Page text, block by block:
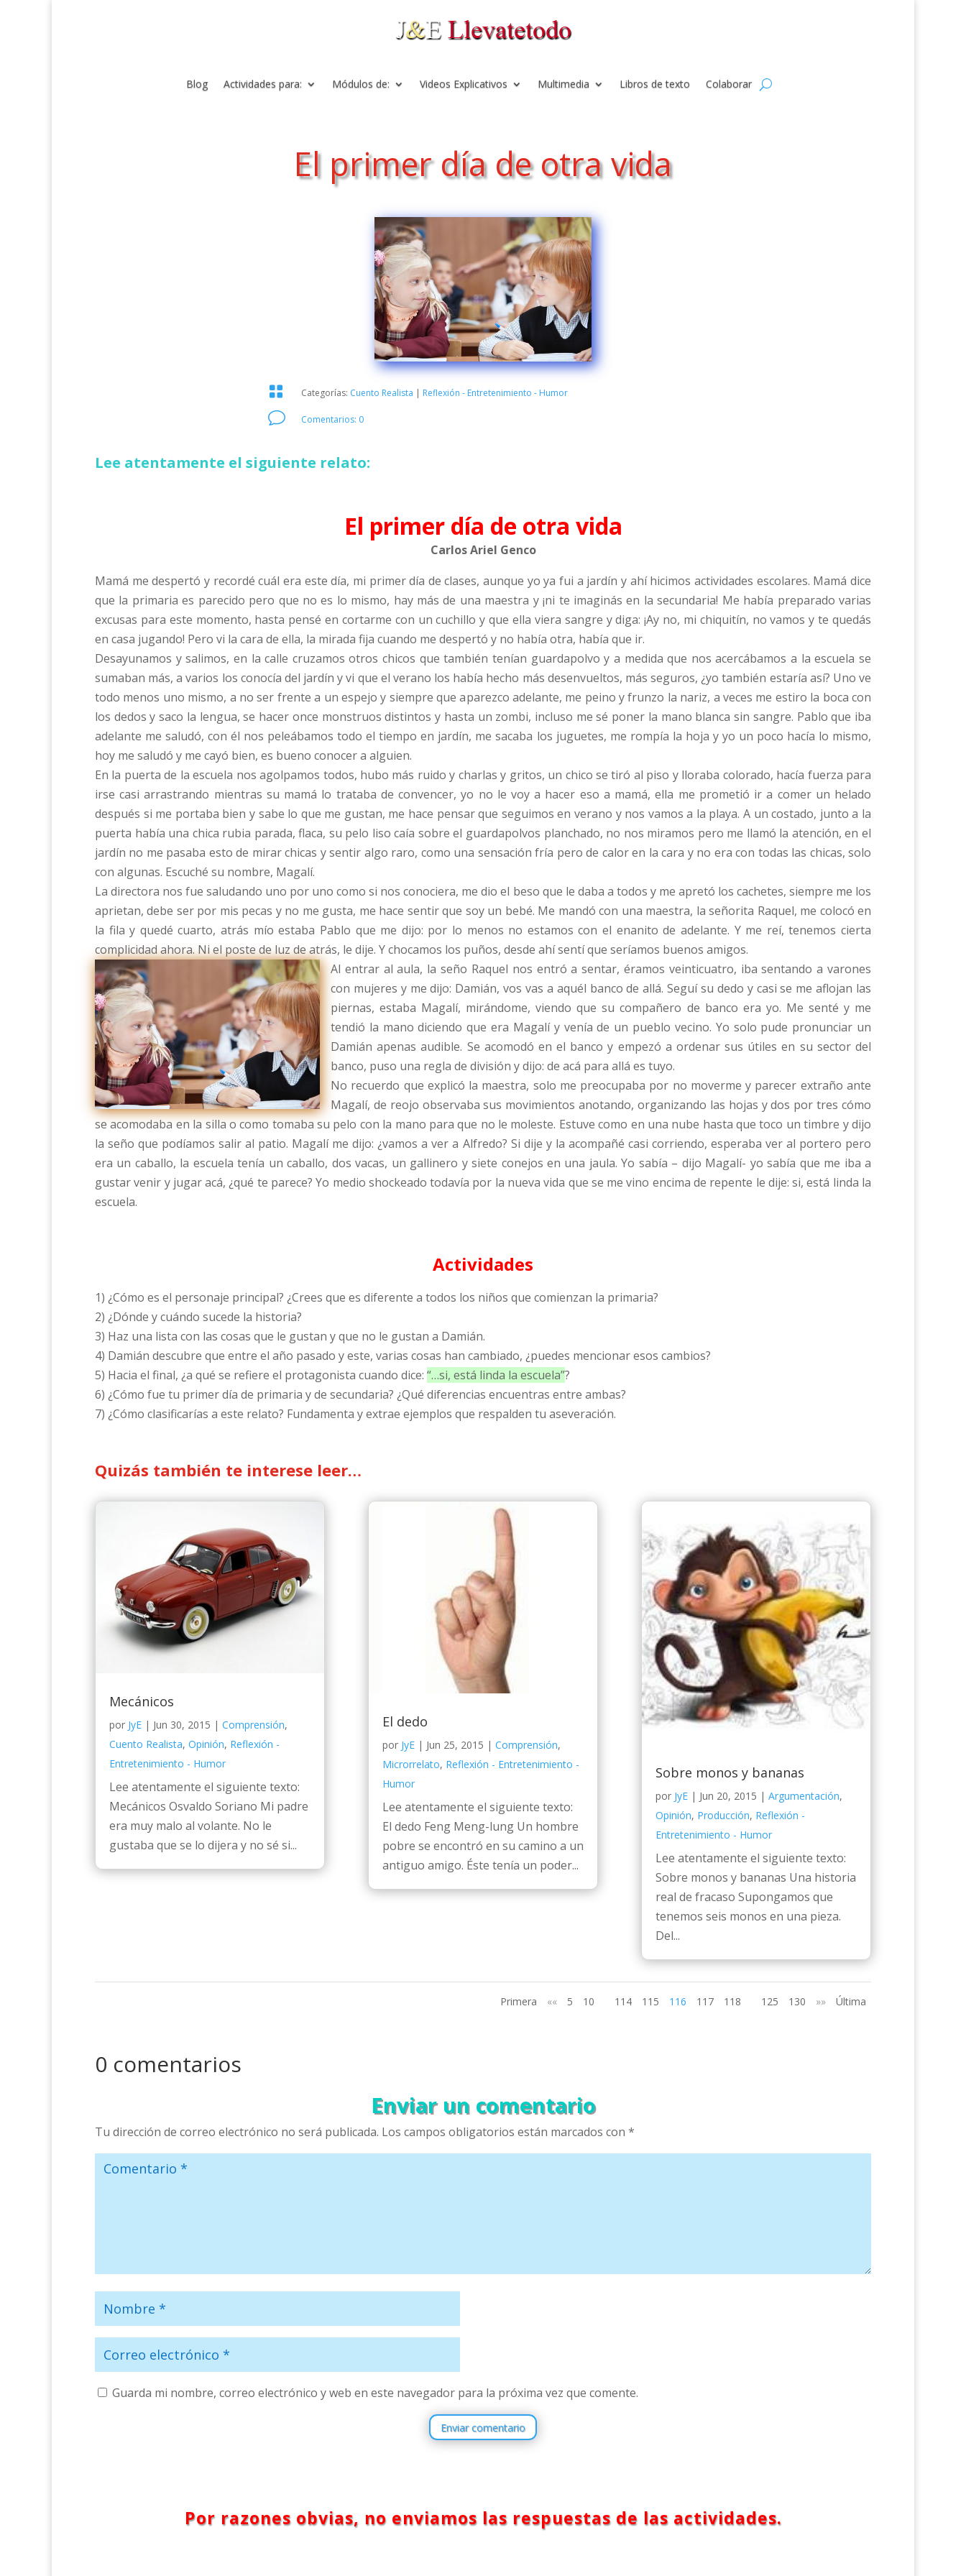
Blog Actividades para: Módulos de: Videos Explicativos Multimedia Libros de texto Colaborar
El primer día de otra vida
 Categorías: Cuento Realista | Reflexión - Entretenimiento - Humor
v Comentarios: 0
Lee atentamente el siguiente relato:
El primer día de otra vida
Carlos Ariel Genco
Mamá me despertó y recordé cuál era este día, mi primer día de clases, aunque yo ya fui a jardín y ahí hicimos actividades escolares. Mamá dice
que la primaria es parecido pero que no es lo mismo, hay más de una maestra y ¡ni te imaginás en la secundaria! Me había preparado varias
excusas para este momento, hasta pensé en cortarme con un cuchillo y que ella viera sangre y diga: ¡Ay no, mi chiquitín, no vamos y te quedás
en casa jugando! Pero vi la cara de ella, la mirada fija cuando me despertó y no había otra, había que ir.
Desayunamos y salimos, en la calle cruzamos otros chicos que también tenían guardapolvo y a medida que nos acercábamos a la escuela se
sumaban más, a varios los conocía del jardín y vi que el verano los había hecho más desenvueltos, más seguros, ¿yo también estaría así? Uno ve
todo menos uno mismo, a no ser frente a un espejo y siempre que aparezco adelante, me peino y frunzo la nariz, a veces me estiro la boca con
los dedos y saco la lengua, se hacer once monstruos distintos y hasta un zombi, incluso me sé poner la mano blanca sin sangre. Pablo que iba
adelante me saludó, con él nos peleábamos todo el tiempo en jardín, me sacaba los juguetes, me rompía la hoja y yo un poco hacía lo mismo,
hoy me saludó y me cayó bien, es bueno conocer a alguien.
En la puerta de la escuela nos agolpamos todos, hubo más ruido y charlas y gritos, un chico se tiró al piso y lloraba colorado, hacía fuerza para
irse casi arrastrando mientras su mamá lo trataba de convencer, yo no le voy a hacer eso a mamá, ella me prometió ir a comer un helado
después si me portaba bien y sabe lo que me gustan, me hace pensar que seguimos en verano y nos vamos a la playa. A un costado, junto a la
puerta había una chica rubia parada, flaca, su pelo liso caía sobre el guardapolvos planchado, no nos miramos pero me llamó la atención, en el
jardín no me pasaba esto de mirar chicas y sentir algo raro, como una sensación fría pero de calor en la cara y no era con todas las chicas, solo
con algunas. Escuché su nombre, Magalí.
La directora nos fue saludando uno por uno como si nos conociera, me dio el beso que le daba a todos y me apretó los cachetes, siempre me los
aprietan, debe ser por mis pecas y no me gusta, me hace sentir que soy un bebé. Me mandó con una maestra, la señorita Raquel, me colocó en
la fila y quedé cuarto, atrás mío estaba Pablo que me dijo: por lo menos no estamos con el enanito de adelante. Y me reí, tenemos cierta
complicidad ahora. Ni el poste de luz de atrás, le dije. Y chocamos los puños, desde ahí sentí que seríamos buenos amigos.
Al entrar al aula, la seño Raquel nos entró a sentar, éramos veinticuatro, iba sentando a varones
con mujeres y me dijo: Damián, vos vas a aquél banco de allá. Seguí su dedo y casi se me aflojan las
piernas, estaba Magalí, mirándome, viendo que su compañero de banco era yo. Me senté y me
tendió la mano diciendo que era Magalí y venía de un pueblo vecino. Yo solo pude pronunciar un
Damián apenas audible. Se acomodó en el banco y empezó a ordenar sus útiles en su sector del
banco, puso una regla de división y dijo: de acá para allá es tuyo.
No recuerdo que explicó la maestra, solo me preocupaba por no moverme y parecer extraño ante
Magalí, de reojo observaba sus movimientos anotando, organizando las hojas y dos por tres cómo
se acomodaba en la silla o como tomaba su pelo con la mano para que no le moleste. Estuve como en una nube hasta que toco un timbre y dijo
la seño que podíamos salir al patio. Magalí me dijo: ¿vamos a ver a Alfredo? Si dije y la acompañé casi corriendo, esperaba ver al portero pero
era un caballo, la escuela tenía un caballo, dos vacas, un gallinero y siete conejos en una jaula. Yo sabía – dijo Magalí- yo sabía que me iba a
gustar venir y jugar acá, ¿qué te parece? Yo medio shockeado todavía por la nueva vida que se me vino encima de repente le dije: si, está linda la
escuela.
Actividades
1) ¿Cómo es el personaje principal? ¿Crees que es diferente a todos los niños que comienzan la primaria?
2) ¿Dónde y cuándo sucede la historia?
3) Haz una lista con las cosas que le gustan y que no le gustan a Damián.
4) Damián descubre que entre el año pasado y este, varias cosas han cambiado, ¿puedes mencionar esos cambios?
5) Hacia el final, ¿a qué se refiere el protagonista cuando dice: “…si, está linda la escuela”?
6) ¿Cómo fue tu primer día de primaria y de secundaria? ¿Qué diferencias encuentras entre ambas?
7) ¿Cómo clasificarías a este relato? Fundamenta y extrae ejemplos que respalden tu aseveración.
Quizás también te interese leer…
Mecánicos
por JyE | Jun 30, 2015 | Comprensión,
Cuento Realista, Opinión, Reflexión -
Entretenimiento - Humor
Lee atentamente el siguiente texto:
Mecánicos Osvaldo Soriano Mi padre
era muy malo al volante. No le
gustaba que se lo dijera y no sé si...
El dedo
por JyE| Jun 25, 2015 | Comprensión,
Microrrelato, Reflexión - Entretenimiento -
Humor
Lee atentamente el siguiente texto:
El dedo Feng Meng-lung Un hombre
pobre se encontró en su camino a un
antiguo amigo. Éste tenía un poder...
Sobre monos y bananas
por JyE| Jun 20, 2015 | Argumentación,
Opinión, Producción, Reflexión -
Entretenimiento - Humor
Lee atentamente el siguiente texto:
Sobre monos y bananas Una historia
real de fracaso Supongamos que
tenemos seis monos en una pieza.
Del...
Primera «« 5 10 114 115 116 117 118 125 130 »» Última
0 comentarios
Enviar un comentario
Tu dirección de correo electrónico no será publicada. Los campos obligatorios están marcados con *
Guarda mi nombre, correo electrónico y web en este navegador para la próxima vez que comente.
Enviar comentario
Por razones obvias, no enviamos las respuestas de las actividades.